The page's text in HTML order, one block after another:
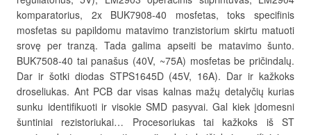
komparatorius, 2x BUK7908-40 mosfetas, toks specifinis
mosfetas su papildomu matavimo tranzistorium skirtu matuoti
srovę per tranzą. Tada galima apseiti be matavimo šunto.
BUK7508-40 tai panašus (40V, ~75A) mosfetas be pričindalų.
Dar ir šotki diodas STPS1645D (45V, 16A). Dar ir kažkoks
droseliukas. Ant PCB dar visas kalnas mažų detalyčių kurias
sunku identifikuoti ir visokie SMD pasyvai. Gal kiek įdomesni
šuntiniai rezistoriukai… Procesoriukas tai kažkoks iš ST